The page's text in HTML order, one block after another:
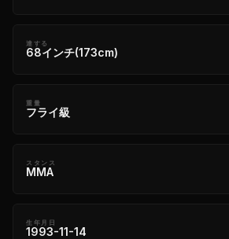
達する
68インチ(173cm)
重量
フライ級
スタンス
MMA
生年月日
1993-11-14